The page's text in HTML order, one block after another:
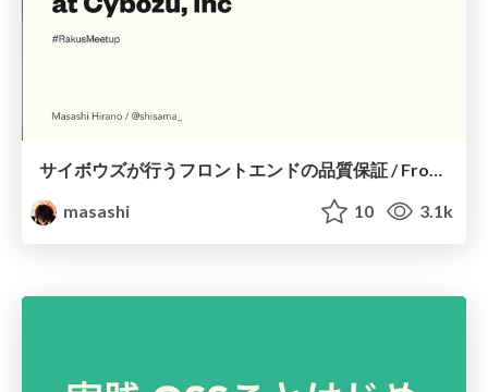
サイボウズが行うフロントエンドの品質保証 / Frontend Quality Assurance at Cybozu
masashi
10 3.1k